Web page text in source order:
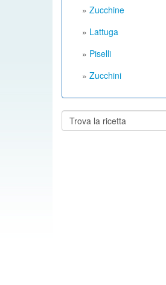
» Zucchine
» Lattuga
» Piselli
» Zucchini
Cerca